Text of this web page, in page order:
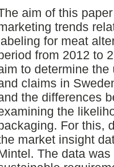
aim of this
trends
for meat
from 2012 to
to determine
claims in
the differences
the
For this,
market insight
The data